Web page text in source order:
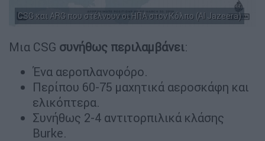
CSG και ARG που στέλνουν οι ΗΠΑ στον Κόλπο (Al Jazeera)
Μια CSG συνήθως περιλαμβάνει:
Ένα αεροπλανοφόρο.
Περίπου 60-75 μαχητικά αεροσκάφη και
ελικόπτερα.
Συνήθως 2-4 αντιτορπιλικά κλάσης
Burke.